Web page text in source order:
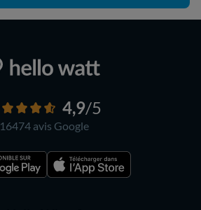
4,9/5
16474 avis Google